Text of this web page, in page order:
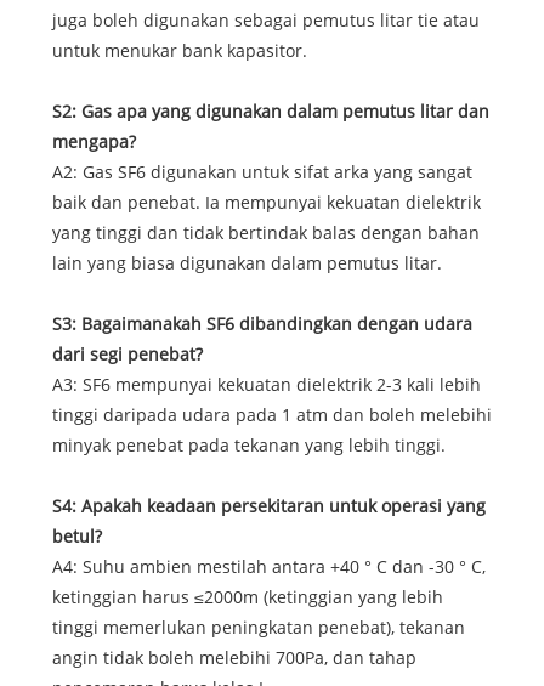
juga boleh digunakan sebagai pemutus litar tie atau
untuk menukar bank kapasitor.
S2: Gas apa yang digunakan dalam pemutus litar dan
mengapa?
A2: Gas SF6 digunakan untuk sifat arka yang sangat
baik dan penebat. Ia mempunyai kekuatan dielektrik
yang tinggi dan tidak bertindak balas dengan bahan
lain yang biasa digunakan dalam pemutus litar.
S3: Bagaimanakah SF6 dibandingkan dengan udara
dari segi penebat?
A3: SF6 mempunyai kekuatan dielektrik 2-3 kali lebih
tinggi daripada udara pada 1 atm dan boleh melebihi
minyak penebat pada tekanan yang lebih tinggi.
S4: Apakah keadaan persekitaran untuk operasi yang
betul?
A4: Suhu ambien mestilah antara +40 ° C dan -30 ° C,
ketinggian harus ≤2000m (ketinggian yang lebih
tinggi memerlukan peningkatan penebat), tekanan
angin tidak boleh melebihi 700Pa, dan tahap